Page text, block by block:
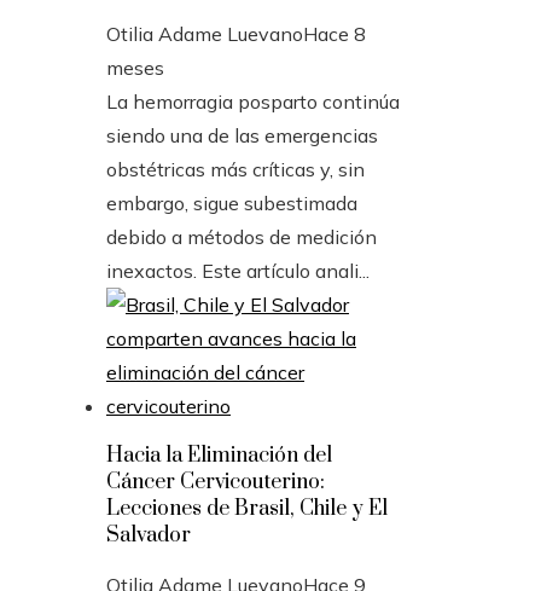
Otilia Adame LuevanoHace 8
meses
La hemorragia posparto continúa
siendo una de las emergencias
obstétricas más críticas y, sin
embargo, sigue subestimada
debido a métodos de medición
inexactos. Este artículo anali...
Hacia la Eliminación del
Cáncer Cervicouterino:
Lecciones de Brasil, Chile y El
Salvador
Otilia Adame LuevanoHace 9